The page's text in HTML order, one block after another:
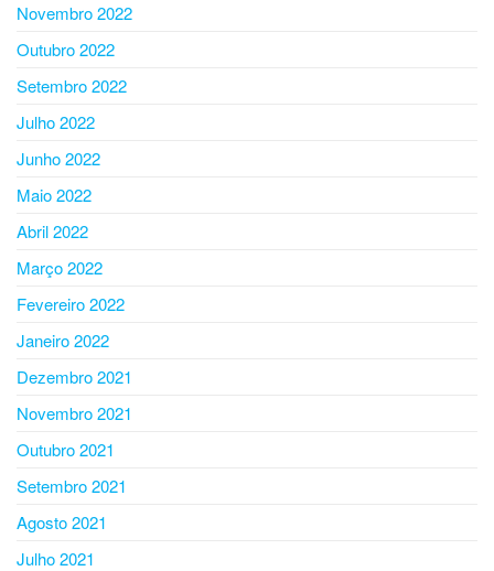
Novembro 2022
Outubro 2022
Setembro 2022
Julho 2022
Junho 2022
Maio 2022
Abril 2022
Março 2022
Fevereiro 2022
Janeiro 2022
Dezembro 2021
Novembro 2021
Outubro 2021
Setembro 2021
Agosto 2021
Julho 2021